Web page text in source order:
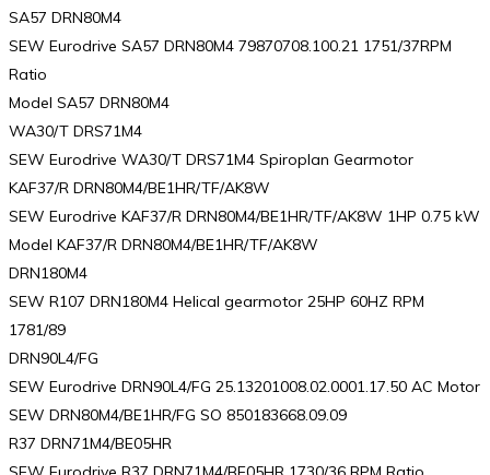
SA57 DRN80M4
SEW Eurodrive SA57 DRN80M4 79870708.100.21 1751/37RPM
Ratio
Model SA57 DRN80M4
WA30/T DRS71M4
SEW Eurodrive WA30/T DRS71M4 Spiroplan Gearmotor
KAF37/R DRN80M4/BE1HR/TF/AK8W
SEW Eurodrive KAF37/R DRN80M4/BE1HR/TF/AK8W 1HP 0.75 kW
Model KAF37/R DRN80M4/BE1HR/TF/AK8W
DRN180M4
SEW R107 DRN180M4 Helical gearmotor 25HP 60HZ RPM
1781/89
DRN90L4/FG
SEW Eurodrive DRN90L4/FG 25.13201008.02.0001.17.50 AC Motor
SEW DRN80M4/BE1HR/FG SO 850183668.09.09
R37 DRN71M4/BE05HR